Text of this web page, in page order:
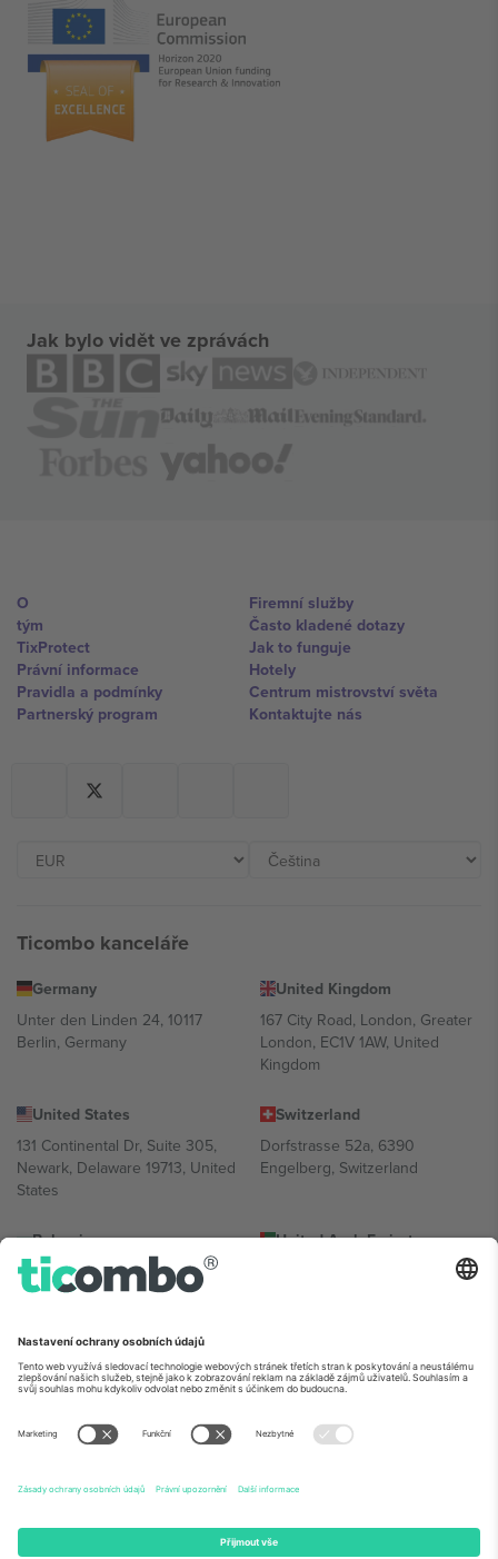
Jak bylo vidět ve zprávách
O
tým
TixProtect
Právní informace
Pravidla a podmínky
Partnerský program
Firemní služby
Často kladené dotazy
Jak to funguje
Hotely
Centrum mistrovství světa
Kontaktujte nás
Ticombo kanceláře
Germany
Unter den Linden 24, 10117
Berlin, Germany
United Kingdom
167 City Road, London, Greater
London, EC1V 1AW, United
Kingdom
United States
131 Continental Dr, Suite 305,
Newark, Delaware 19713, United
States
Switzerland
Dorfstrasse 52a, 6390
Engelberg, Switzerland
Bulgaria
Regus Sofia City West, bul
Totleben 53-55, 1606 Sofia,
United Arab Emirates
UAE Dubai Silicon Oasis, DDP
Mexico
Av Chapultepec 360, Roma
Norte, Cuauhtémoc, 06700
Ciudad de México, CDMX,
lokalitě, události a/nebo doméně. Podrobnosti najdete na konkrétní
stránce události,
Právní informaceaPodmínky.